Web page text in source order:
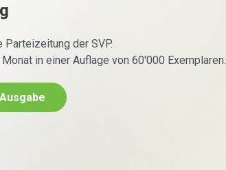
der SVP.
in einer Auflage von 60'000 Exemplaren.